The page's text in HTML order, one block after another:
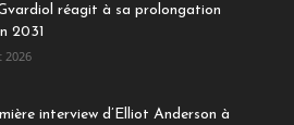
réagit à sa prolongation
2031
2026
interview d’Elliot Anderson à